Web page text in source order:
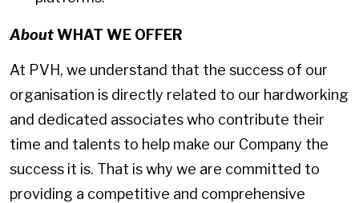
AboutWHAT WE OFFER
At PVH, we understand that the success of our
organisation is directly related to our hardworking
and dedicated associates who contribute their
time and talents to help make our Company the
success it is. That is why we are committed to
providing a competitive and comprehensive